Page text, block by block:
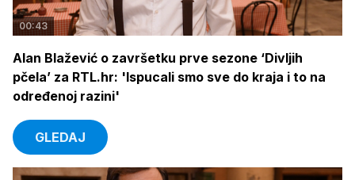
00:43
Alan Blažević o završetku prve sezone ‘Divljih
pčela’ za RTL.hr: 'Ispucali smo sve do kraja i to na
određenoj razini'
GLEDAJ